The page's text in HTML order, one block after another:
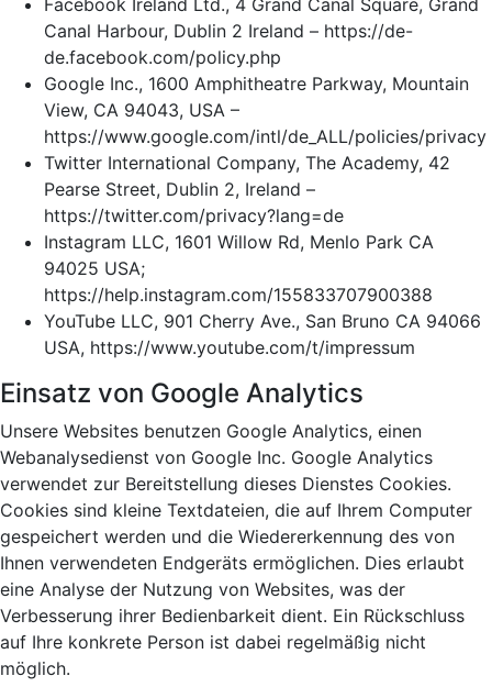
Facebook Ireland Ltd., 4 Grand Canal Square, Grand
Canal Harbour, Dublin 2 Ireland – https://de-
de.facebook.com/policy.php
Google Inc., 1600 Amphitheatre Parkway, Mountain
View, CA 94043, USA –
https://www.google.com/intl/de_ALL/policies/privacy
Twitter International Company, The Academy, 42
Pearse Street, Dublin 2, Ireland –
https://twitter.com/privacy?lang=de
Instagram LLC, 1601 Willow Rd, Menlo Park CA
94025 USA;
https://help.instagram.com/155833707900388
YouTube LLC, 901 Cherry Ave., San Bruno CA 94066
USA, https://www.youtube.com/t/impressum
Einsatz von Google Analytics
Unsere Websites benutzen Google Analytics, einen
Webanalysedienst von Google Inc. Google Analytics
verwendet zur Bereitstellung dieses Dienstes Cookies.
Cookies sind kleine Textdateien, die auf Ihrem Computer
gespeichert werden und die Wiedererkennung des von
Ihnen verwendeten Endgeräts ermöglichen. Dies erlaubt
eine Analyse der Nutzung von Websites, was der
Verbesserung ihrer Bedienbarkeit dient. Ein Rückschluss
auf Ihre konkrete Person ist dabei regelmäßig nicht
möglich.